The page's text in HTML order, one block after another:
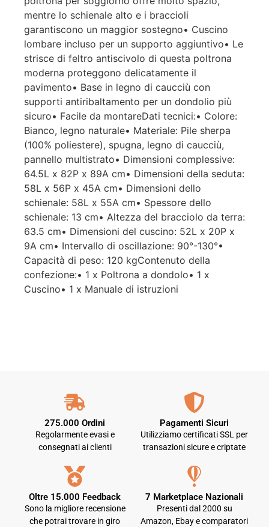
mentre lo schienale alto e i braccioli
garantiscono un maggior sostegno• Cuscino
lombare incluso per un supporto aggiuntivo• Le
strisce di feltro antiscivolo di questa poltrona
moderna proteggono delicatamente il
pavimento• Base in legno di caucciù con
supporti antiribaltamento per un dondolio più
sicuro• Facile da montareDati tecnici:• Colore:
Bianco, legno naturale• Materiale: Pile sherpa
(100% poliestere), spugna, legno di caucciù,
pannello multistrato• Dimensioni complessive:
64.5L x 82P x 89A cm• Dimensioni della seduta:
58L x 56P x 45A cm• Dimensioni dello
schienale: 58L x 55A cm• Spessore dello
schienale: 13 cm• Altezza del bracciolo da terra:
63.5 cm• Dimensioni del cuscino: 52L x 20P x
9A cm• Intervallo di oscillazione: 90°-130°•
Capacità di peso: 120 kgContenuto della
confezione:• 1 x Poltrona a dondolo• 1 x
Cuscino• 1 x Manuale di istruzioni
275.000 Ordini
Regolarmente evasi e
consegnati ai clienti
Pagamenti Sicuri
Utilizziamo certificati SSL per
transazioni sicure e criptate
Oltre 15.000 Feedback
Sono la migliore recensione
che potrai trovare in giro
7 Marketplace Nazionali
Presenti dal 2000 su
Amazon, Ebay e comparatori